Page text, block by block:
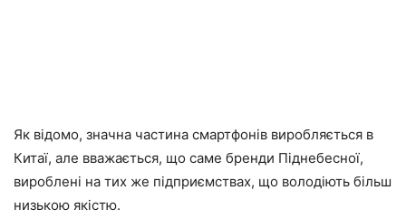
Як відомо, значна частина смартфонів виробляється в
Китаї, але вважається, що саме бренди Піднебесної,
вироблені на тих же підприємствах, що володіють більш
низькою якістю.